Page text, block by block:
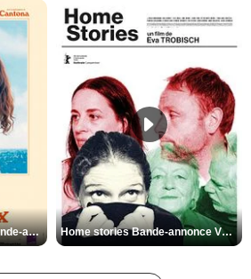
Les Matins merveilleux Bande-annonce VF Home stories Bande-annonce VO STFR